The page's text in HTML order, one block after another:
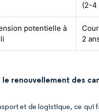
(2-4
potentielle à
2
renouvellement des
et de logistique, ce qui